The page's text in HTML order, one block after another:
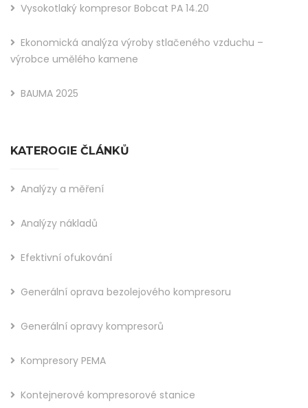
Vysokotlaký kompresor Bobcat PA 14.20
Ekonomická analýza výroby stlačeného vzduchu –
výrobce umělého kamene
BAUMA 2025
KATEROGIE ČLÁNKŮ
Analýzy a měření
Analýzy nákladů
Efektivní ofukování
Generální oprava bezolejového kompresoru
Generální opravy kompresorů
Kompresory PEMA
Kontejnerové kompresorové stanice